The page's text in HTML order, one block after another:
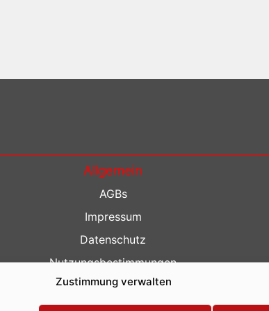
Zustimmung verwalten
Allgemein
AGBs
Impressum
Datenschutz
Nutzungsbestimmungen
Kontakt
Barrierefreiheit